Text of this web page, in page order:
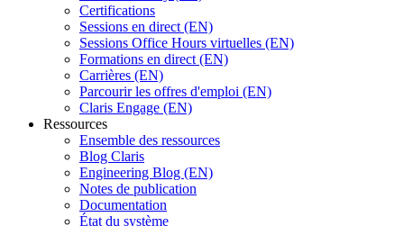
Certifications
Sessions en direct (EN)
Sessions Office Hours virtuelles (EN)
Formations en direct (EN)
Carrières (EN)
Parcourir les offres d'emploi (EN)
Claris Engage (EN)
Ressources
Ensemble des ressources
Blog Claris
Engineering Blog (EN)
Notes de publication
Documentation
État du système